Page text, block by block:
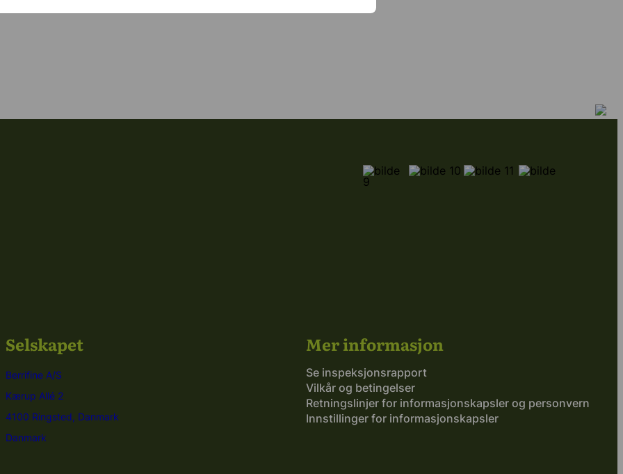
Selskapet
Berrifine A/S
Kærup Allé 2
4100 Ringsted, Danmark
Danmark
Mer informasjon
Se inspeksjonsrapport
Vilkår og betingelser
Retningslinjer for informasjonskapsler og personvern
Innstillinger for informasjonskapsler